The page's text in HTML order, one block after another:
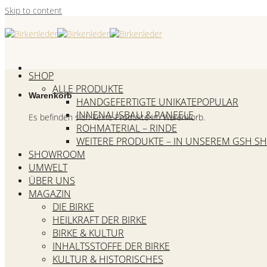
Skip to content
Warenkorb
Es befinden sich keine Produkte im Warenkorb.
SHOP
ALLE PRODUKTE
HANDGEFERTIGTE UNIKATE
INNENAUSBAU & PANEELE
ROHMATERIAL – RINDE
WEITERE PRODUKTE – IN UNSEREM GSH
SHOWROOM
UMWELT
ÜBER UNS
MAGAZIN
DIE BIRKE
HEILKRAFT DER BIRKE
BIRKE & KULTUR
INHALTSSTOFFE DER BIRKE
KULTUR & HISTORISCHES